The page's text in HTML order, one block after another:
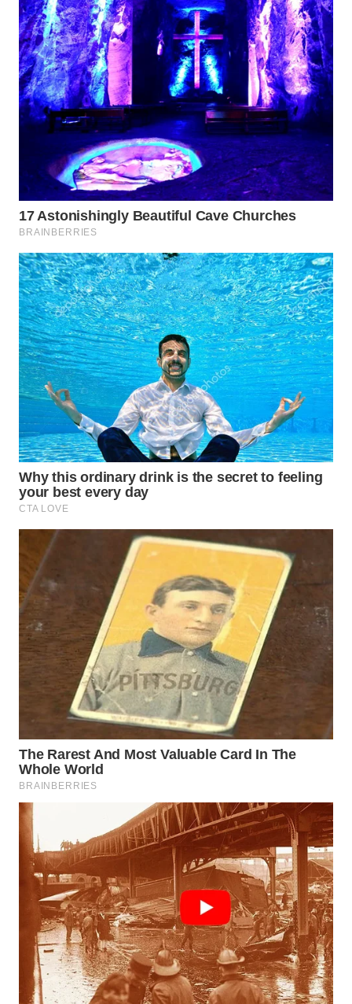
BOGOR
WN
DEPOK
WN
TAPANULI
WN
SAMOSIR
PADANG
LAWAS
WN
SUMEDANG
WN
CIANJUR
WN
KEPULAUAN
SERIBU
WN
WN
BINJAI
CIREBON
INDRAMAYU
WN
KUNINGAN
MAJALENGKA
WN
SUBANG
WN
SUKABUMI
WN
PURWAKARTA